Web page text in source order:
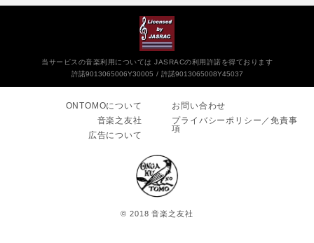
当サービスの音楽利用については JASRACの利用許諾を得ております
許諾9013065006Y30005
許諾9013065008Y45037
ONTOMOについて
音楽之友社
広告について
お問い合わせ
プライバシーポリシー／免責事
項
© 2018 音楽之友社